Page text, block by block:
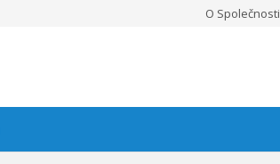
O Společnosti